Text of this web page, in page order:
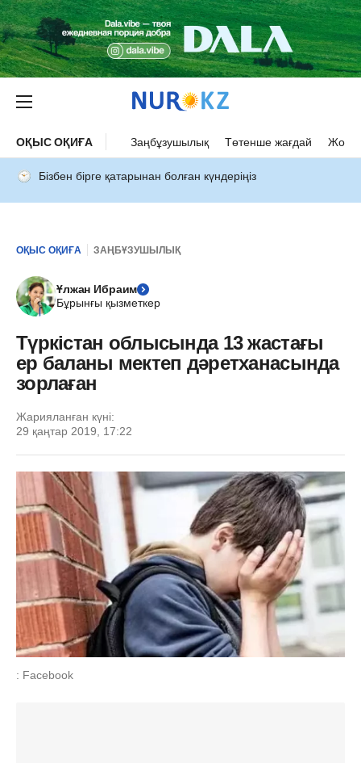
ОҚЫС ОҚИҒА Заңбұзушылық Төтенше жағдай Жол
Бізбен бірге қатарынан болған күндеріңіз
ОҚЫС ОҚИҒА ЗАҢБҰЗУШЫЛЫҚ
Ұлжан Ибраим
Бұрынғы қызметкер
Түркістан облысында 13 жастағы
ер баланы мектеп дәретханасында
зорлаған
Жарияланған күні:
29 қаңтар 2019, 17:22
: Facebook